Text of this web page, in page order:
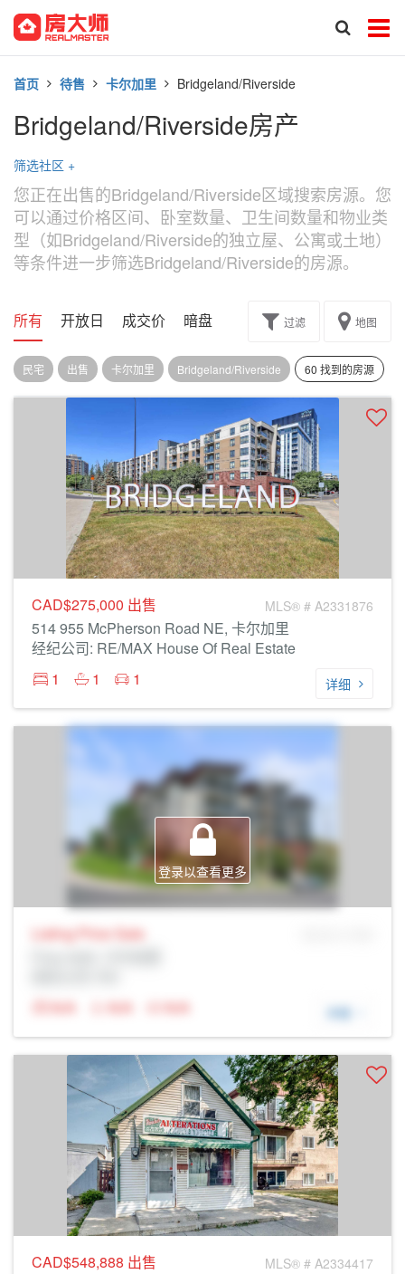
首页 待售 卡尔加里 Bridgeland/Riverside
Bridgeland/Riverside房产
筛选社区 +
您正在出售的Bridgeland/Riverside区域搜索房源。您
可以通过价格区间、卧室数量、卫生间数量和物业类
型（如Bridgeland/Riverside的独立屋、公寓或土地）
等条件进一步筛选Bridgeland/Riverside的房源。
所有 开放日 成交价 暗盘 楼花转让过滤 地图
民宅 出售 卡尔加里 Bridgeland/Riverside 60 找到的房源
CAD$275,000 出售 MLS® # A2331876
514 955 McPherson Road NE, 卡尔加里
经纪公司: RE/MAX House Of Real Estate
1
1 1 详细
登录以查看更多
Listing Price Sale
N/A
N/A N/A 详细
CAD$548,888 出售 MLS® # A2334417